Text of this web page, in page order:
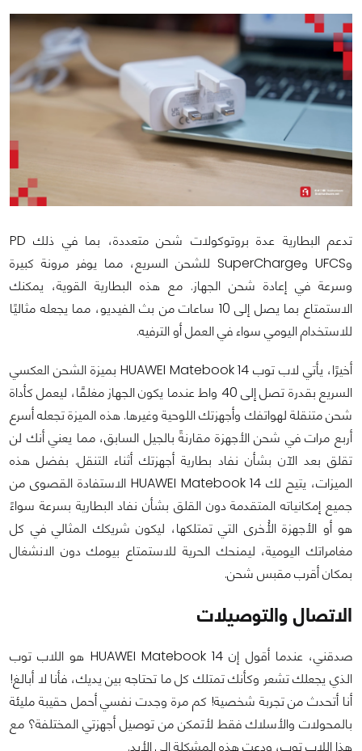
تدعم البطارية عدة بروتوكولات شحن متعددة، بما في ذلك PD
وUFCS وSuperCharge للشحن السريع، مما يوفر مرونة كبيرة
وسرعة في إعادة شحن الجهاز. مع هذه البطارية القوية، يمكنك
الاستمتاع بما يصل إلى 10 ساعات من بث الفيديو، مما يجعله مثاليًا
للاستخدام اليومي سواء في العمل أو الترفيه.
أخيرًا، يأتي لاب توب HUAWEI Matebook 14 بميزة الشحن العكسي
السريع بقدرة تصل إلى 40 واط عندما يكون الجهاز مغلقًا، ليعمل كأداة
شحن متنقلة لهواتفك وأجهزتك اللوحية وغيرها. هذه الميزة تجعله أسرع
أربع مرات في شحن الأجهزة مقارنةً بالجيل السابق، مما يعني أنك لن
تقلق بعد الآن بشأن نفاد بطارية أجهزتك أثناء التنقل. بفضل هذه
الميزات، يتيح لك HUAWEI Matebook 14 الاستفادة القصوى من
جميع إمكانياته المتقدمة دون القلق بشأن نفاد البطارية بسرعة سواءً
هو أو الأجهزة الأُخرى التي تمتلكها، ليكون شريكك المثالي في كل
مغامراتك اليومية، ليمنحك الحرية للاستمتاع بيومك دون الانشغال
بمكان أقرب مقبس شحن.
الاتصال والتوصيلات
صدقني، عندما أقول إن HUAWEI Matebook 14 هو اللاب توب
الذي يجعلك تشعر وكأنك تمتلك كل ما تحتاجه بين يديك، فأنا لا أبالغ!
أنا أتحدث من تجربة شخصية! كم مرة وجدت نفسي أحمل حقيبة مليئة
بالمحولات والأسلاك فقط لأتمكن من توصيل أجهزتي المختلفة؟ مع
هذا اللاب توب، ودعت هذه المشكلة إلى الأبد.